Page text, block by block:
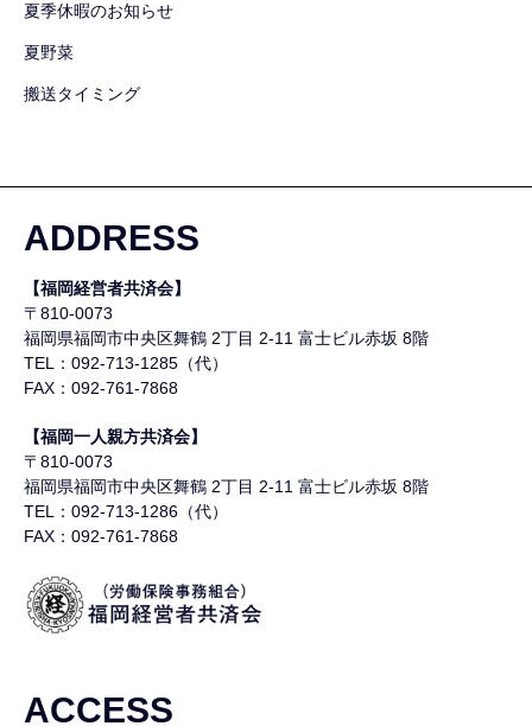
夏季休暇のお知らせ
夏野菜
搬送タイミング
ADDRESS
【福岡経営者共済会】
〒810-0073
福岡県福岡市中央区舞鶴 2丁目 2-11 富士ビル赤坂 8階
TEL：092-713-1285（代）
FAX：092-761-7868
【福岡一人親方共済会】
〒810-0073
福岡県福岡市中央区舞鶴 2丁目 2-11 富士ビル赤坂 8階
TEL：092-713-1286（代）
FAX：092-761-7868
ACCESS